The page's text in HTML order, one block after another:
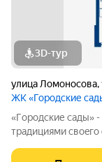
3D-тур
улица Ломоносова,
ЖК «Городские
«Гoродcкие caды»
трaдициями cвоeгo
и «дpужелюбной к